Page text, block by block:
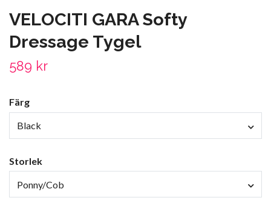
VELOCITI GARA Softy
Dressage Tygel
589 kr
Färg
Black
Storlek
Ponny/Cob